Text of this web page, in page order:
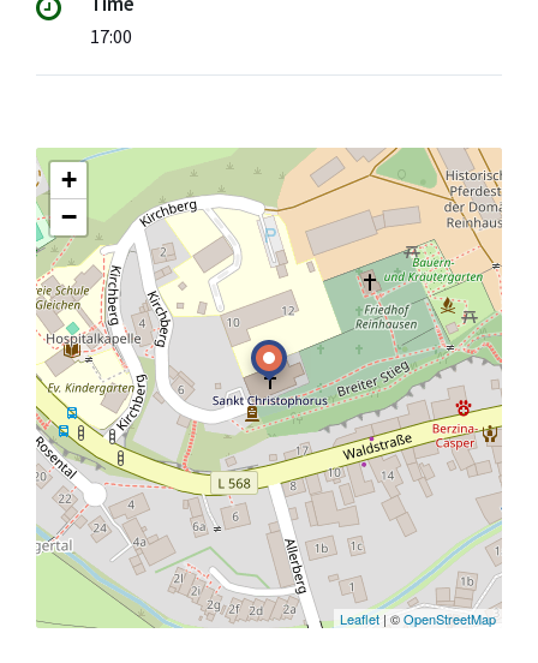
17:00
+
−
Leaflet| ©OpenStreetMap